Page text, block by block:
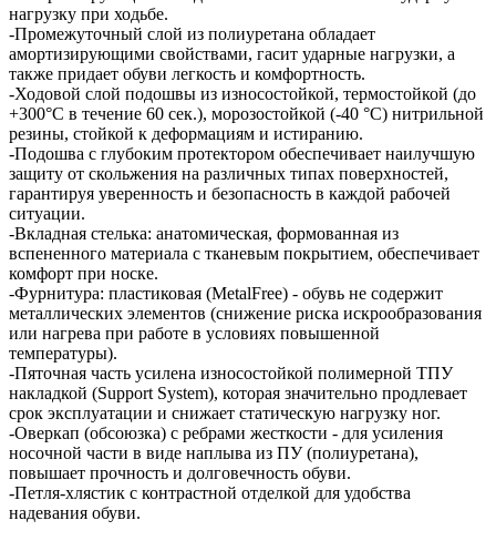
нагрузку при ходьбе.
-Промежуточный слой из полиуретана обладает
амортизирующими свойствами, гасит ударные нагрузки, а
также придает обуви легкость и комфортность.
-Ходовой слой подошвы из износостойкой, термостойкой (до
+300°С в течение 60 сек.), морозостойкой (-40 °С) нитрильной
резины, стойкой к деформациям и истиранию.
-Подошва с глубоким протектором обеспечивает наилучшую
защиту от скольжения на различных типах поверхностей,
гарантируя уверенность и безопасность в каждой рабочей
ситуации.
-Вкладная стелька: анатомическая, формованная из
вспененного материала с тканевым покрытием, обеспечивает
комфорт при носке.
-Фурнитура: пластиковая (MetalFree) - обувь не содержит
металлических элементов (снижение риска искрообразования
или нагрева при работе в условиях повышенной
температуры).
-Пяточная часть усилена износостойкой полимерной ТПУ
накладкой (Support System), которая значительно продлевает
срок эксплуатации и снижает статическую нагрузку ног.
-Оверкап (обсоюзка) с ребрами жесткости - для усиления
носочной части в виде наплыва из ПУ (полиуретана),
повышает прочность и долговечность обуви.
-Петля-хлястик с контрастной отделкой для удобства
надевания обуви.